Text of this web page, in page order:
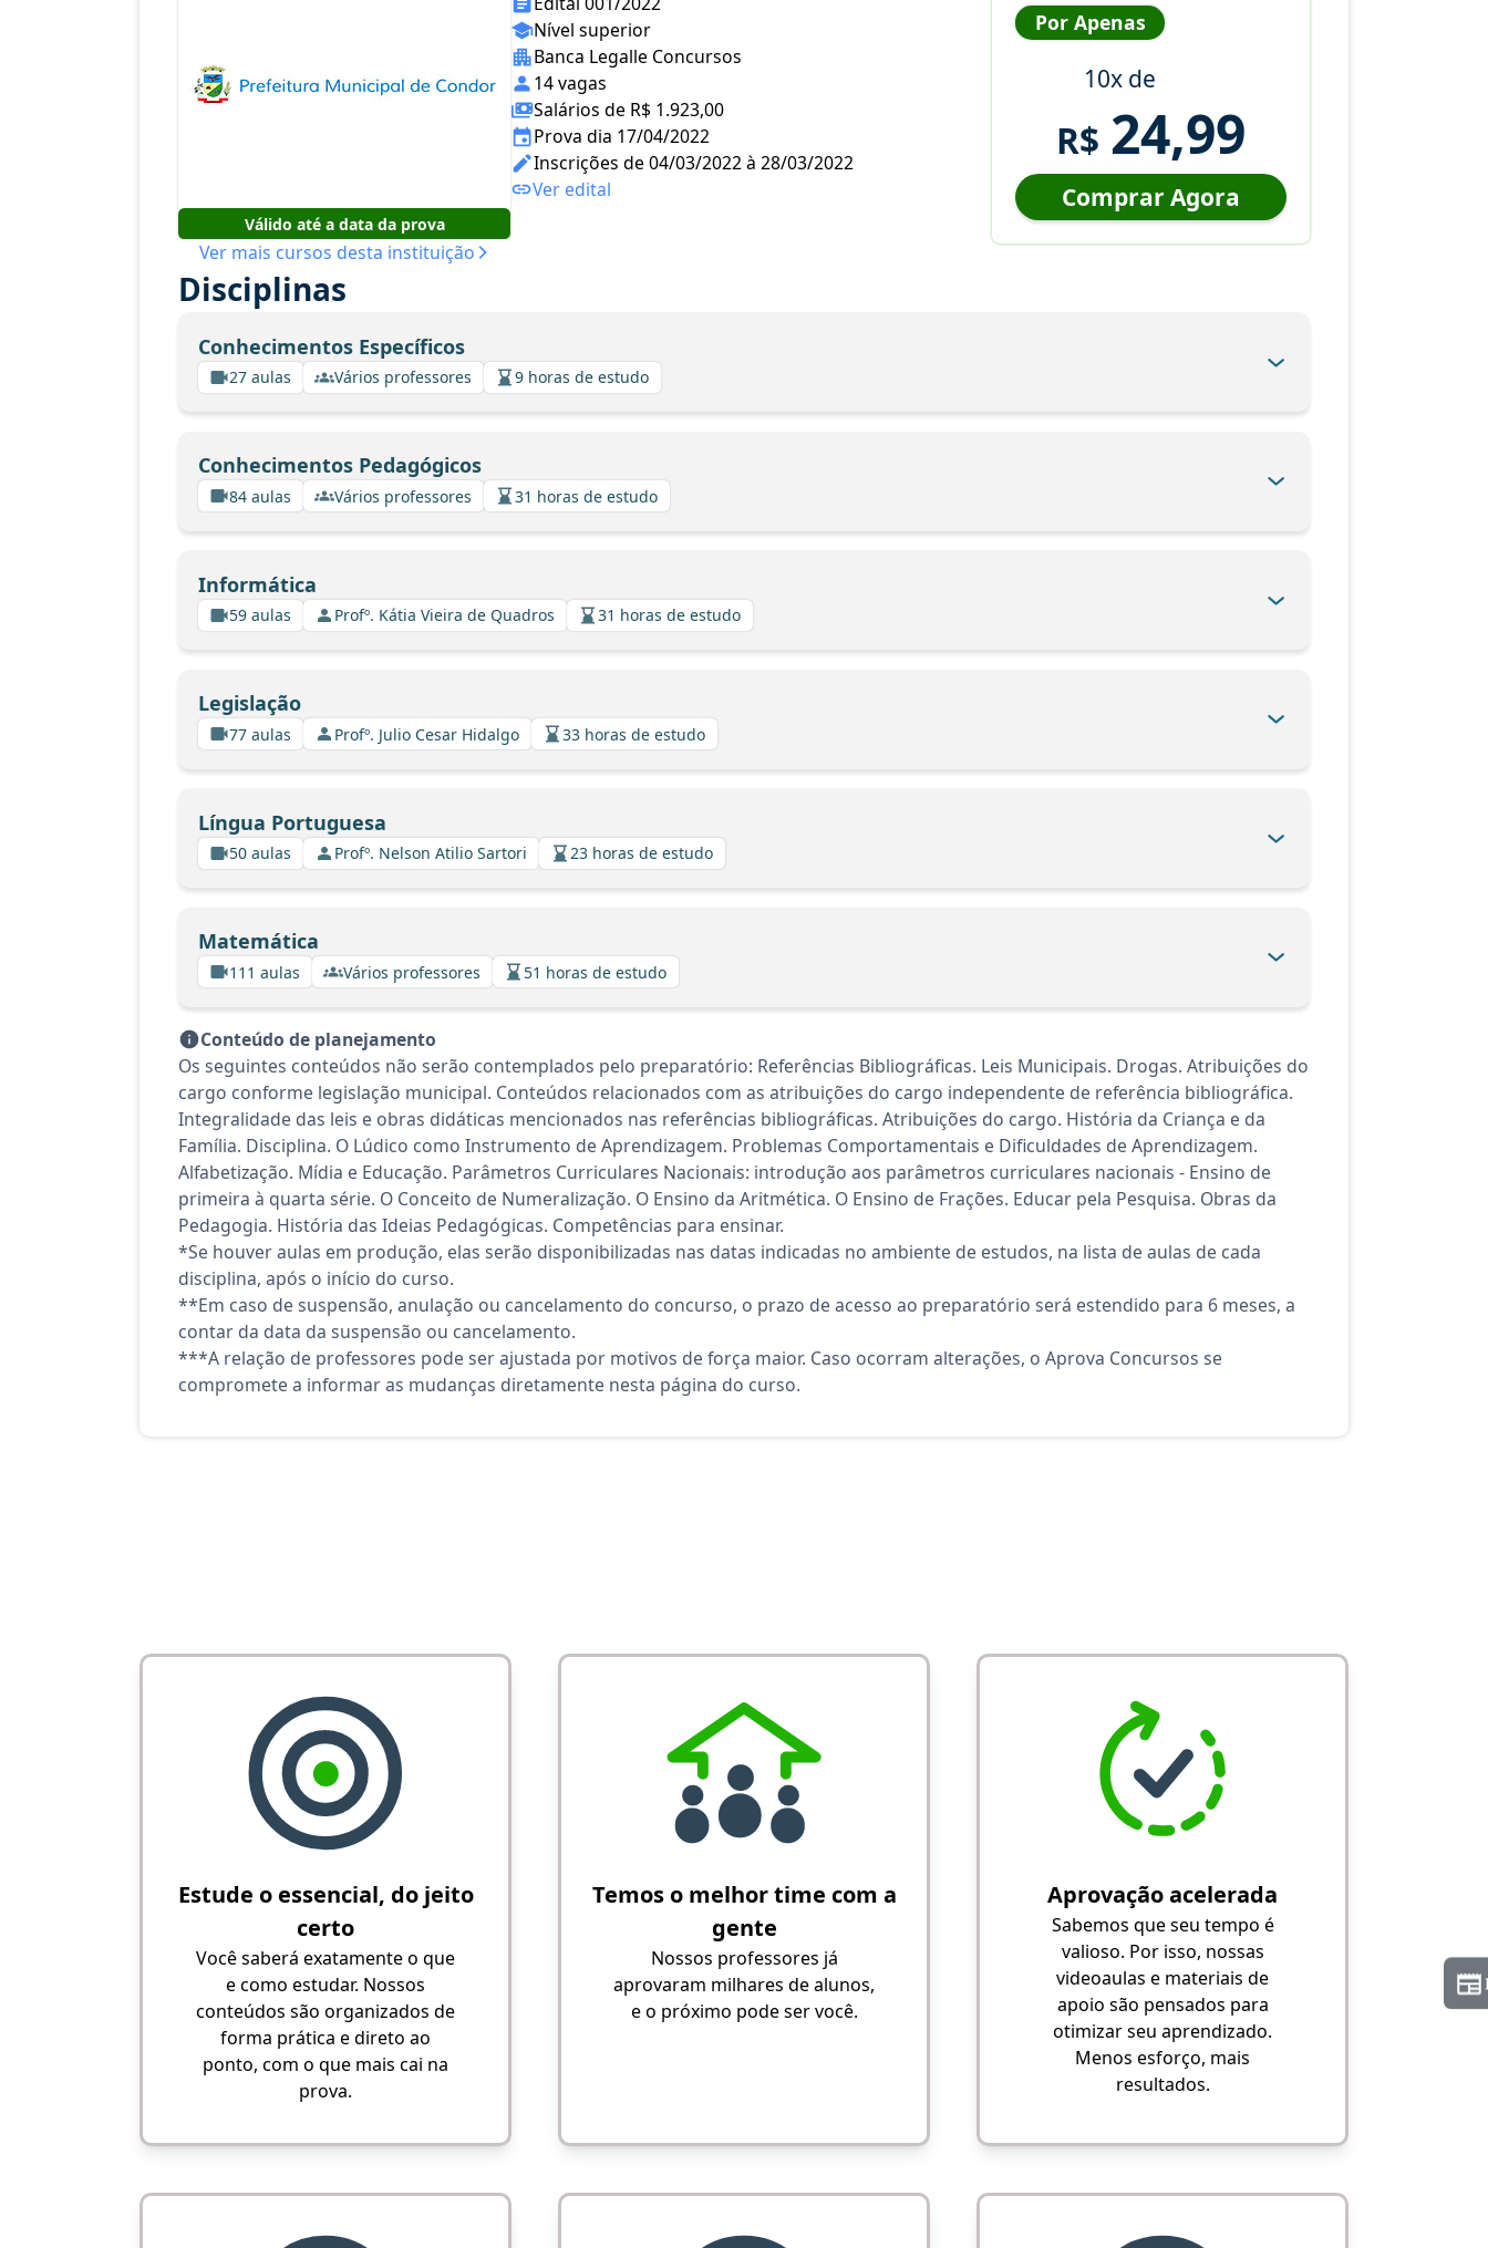
Válido até a data da prova
Ver mais cursos desta instituição
Nível superior
Banca Legalle Concursos
14 vagas
Salários de R$ 1.923,00
Prova dia 17/04/2022
Inscrições de 04/03/2022 à 28/03/2022
Ver edital
Por Apenas
10x de
R$ 24,99
Comprar Agora
Disciplinas
Conhecimentos Específicos
27 aulas Vários professores 9 horas de estudo
Conhecimentos Pedagógicos
84 aulas Vários professores 31 horas de estudo
Informática
59 aulas Profº. Kátia Vieira de Quadros 31 horas de estudo
Legislação
77 aulas Profº. Julio Cesar Hidalgo 33 horas de estudo
Língua Portuguesa
50 aulas Profº. Nelson Atilio Sartori 23 horas de estudo
Matemática
111 aulas Vários professores 51 horas de estudo
Conteúdo de planejamento
Os seguintes conteúdos não serão contemplados pelo preparatório: Referências Bibliográficas. Leis Municipais. Drogas. Atribuições do
cargo conforme legislação municipal. Conteúdos relacionados com as atribuições do cargo independente de referência bibliográfica.
Integralidade das leis e obras didáticas mencionados nas referências bibliográficas. Atribuições do cargo. História da Criança e da
Família. Disciplina. O Lúdico como Instrumento de Aprendizagem. Problemas Comportamentais e Dificuldades de Aprendizagem.
Alfabetização. Mídia e Educação. Parâmetros Curriculares Nacionais: introdução aos parâmetros curriculares nacionais - Ensino de
primeira à quarta série. O Conceito de Numeralização. O Ensino da Aritmética. O Ensino de Frações. Educar pela Pesquisa. Obras da
Pedagogia. História das Ideias Pedagógicas. Competências para ensinar.
*Se houver aulas em produção, elas serão disponibilizadas nas datas indicadas no ambiente de estudos, na lista de aulas de cada
disciplina, após o início do curso.
**Em caso de suspensão, anulação ou cancelamento do concurso, o prazo de acesso ao preparatório será estendido para 6 meses, a
contar da data da suspensão ou cancelamento.
***A relação de professores pode ser ajustada por motivos de força maior. Caso ocorram alterações, o Aprova Concursos se
compromete a informar as mudanças diretamente nesta página do curso.
Estude o essencial, do jeito
certo
Você saberá exatamente o que
e como estudar. Nossos
conteúdos são organizados de
forma prática e direto ao
ponto, com o que mais cai na
prova.
Temos o melhor time com a
gente
Nossos professores já
aprovaram milhares de alunos,
e o próximo pode ser você.
Aprovação acelerada
Sabemos que seu tempo é
valioso. Por isso, nossas
videoaulas e materiais de
apoio são pensados para
otimizar seu aprendizado.
Menos esforço, mais
resultados.